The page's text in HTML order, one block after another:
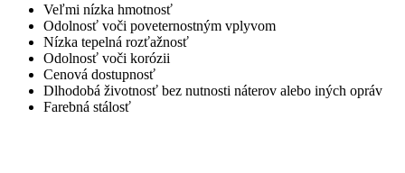
Veľmi nízka hmotnosť
Odolnosť voči poveternostným vplyvom
Nízka tepelná rozťažnosť
Odolnosť voči korózii
Cenová dostupnosť
Dlhodobá životnosť bez nutnosti náterov alebo iných opráv
Farebná stálosť